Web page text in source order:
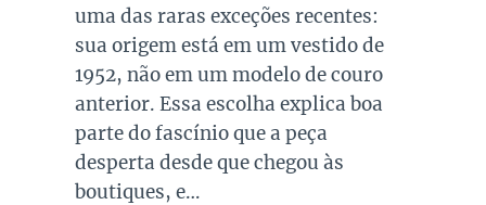
uma das raras exceções recentes:
sua origem está em um vestido de
1952, não em um modelo de couro
anterior. Essa escolha explica boa
parte do fascínio que a peça
desperta desde que chegou às
boutiques, e…